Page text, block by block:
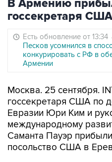
В Армению
госсекретаря
Есть обновление от 13:34
Песков усомнился в
конкурировать с РФ в
Армении
Москва. 25 сентября.
госсекретаря США по
Евразии Юри Ким и
международному
Саманта Пауэр
посольство США в